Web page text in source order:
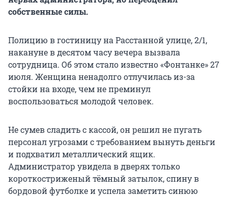
собственные силы.
Полицию в гостиницу на Расстанной улице, 2/1,
накануне в десятом часу вечера вызвала
сотрудница. Об этом стало известно «Фонтанке» 27
июля. Женщина ненадолго отлучилась из-за
стойки на входе, чем не преминул
воспользоваться молодой человек.
Не сумев сладить с кассой, он решил не пугать
персонал угрозами с требованием вынуть деньги
и подхватил металлический ящик.
Администратор увидела в дверях только
короткостриженый тёмный затылок, спину в
бордовой футболке и успела заметить синюю